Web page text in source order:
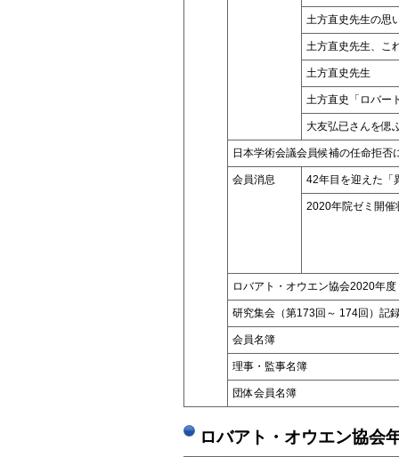
土方直史先生の思
土方直史先生、こ
土方直史先生
土方直史「ロバー
大友弘已さんを
日本学術会議会員候補の任命拒否
会員消息 42年目を迎えた「
2020年院ゼミ開催
ロバアト・オウエン協会2020年
研究集会（第173回～ 174回）記
会員名簿
理事・監事名簿
団体会員名簿
ロバアト・オウエン協